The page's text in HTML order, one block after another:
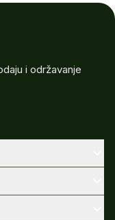
i održavanje